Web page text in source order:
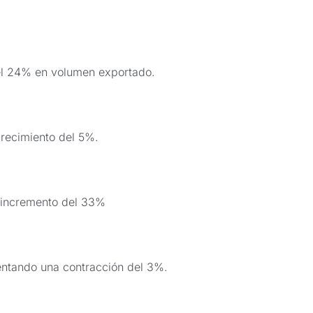
24% en volumen exportado.
del 5%.
del 33%
una contracción del 3%.